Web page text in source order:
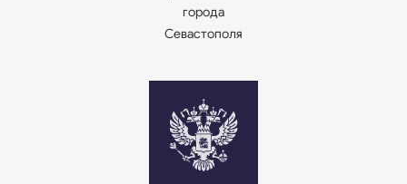
города
Севастополя